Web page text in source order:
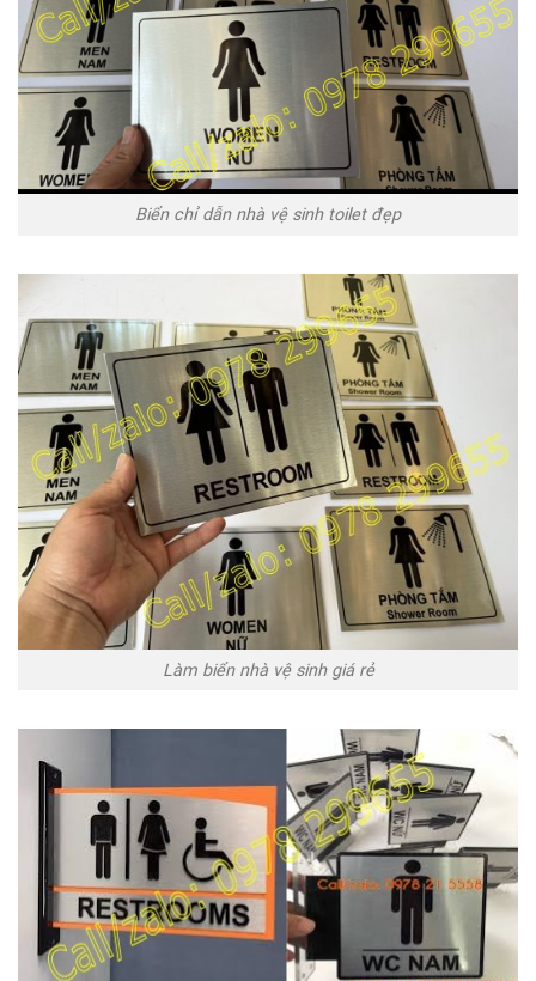
Biển chỉ dẫn nhà vệ sinh toilet đẹp
Làm biển nhà vệ sinh giá rẻ